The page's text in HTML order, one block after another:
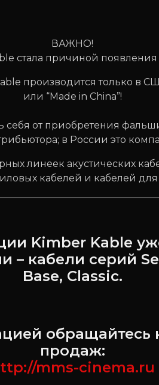
ВАЖНО!
стала причиной
производится только в
или “Made in China”!
себя от приобретения
в России это
линеек акустических
кабелей и кабелей
Kimber Kable
– кабели серий
Base, Classic.
обращайтесь
продаж:
mms-cinema.ru